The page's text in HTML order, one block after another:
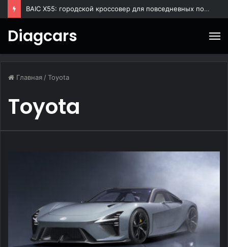
BAIC X55: городской кроссовер для повседневных поездок
Diagcars
Главная /Toyota
Toyota